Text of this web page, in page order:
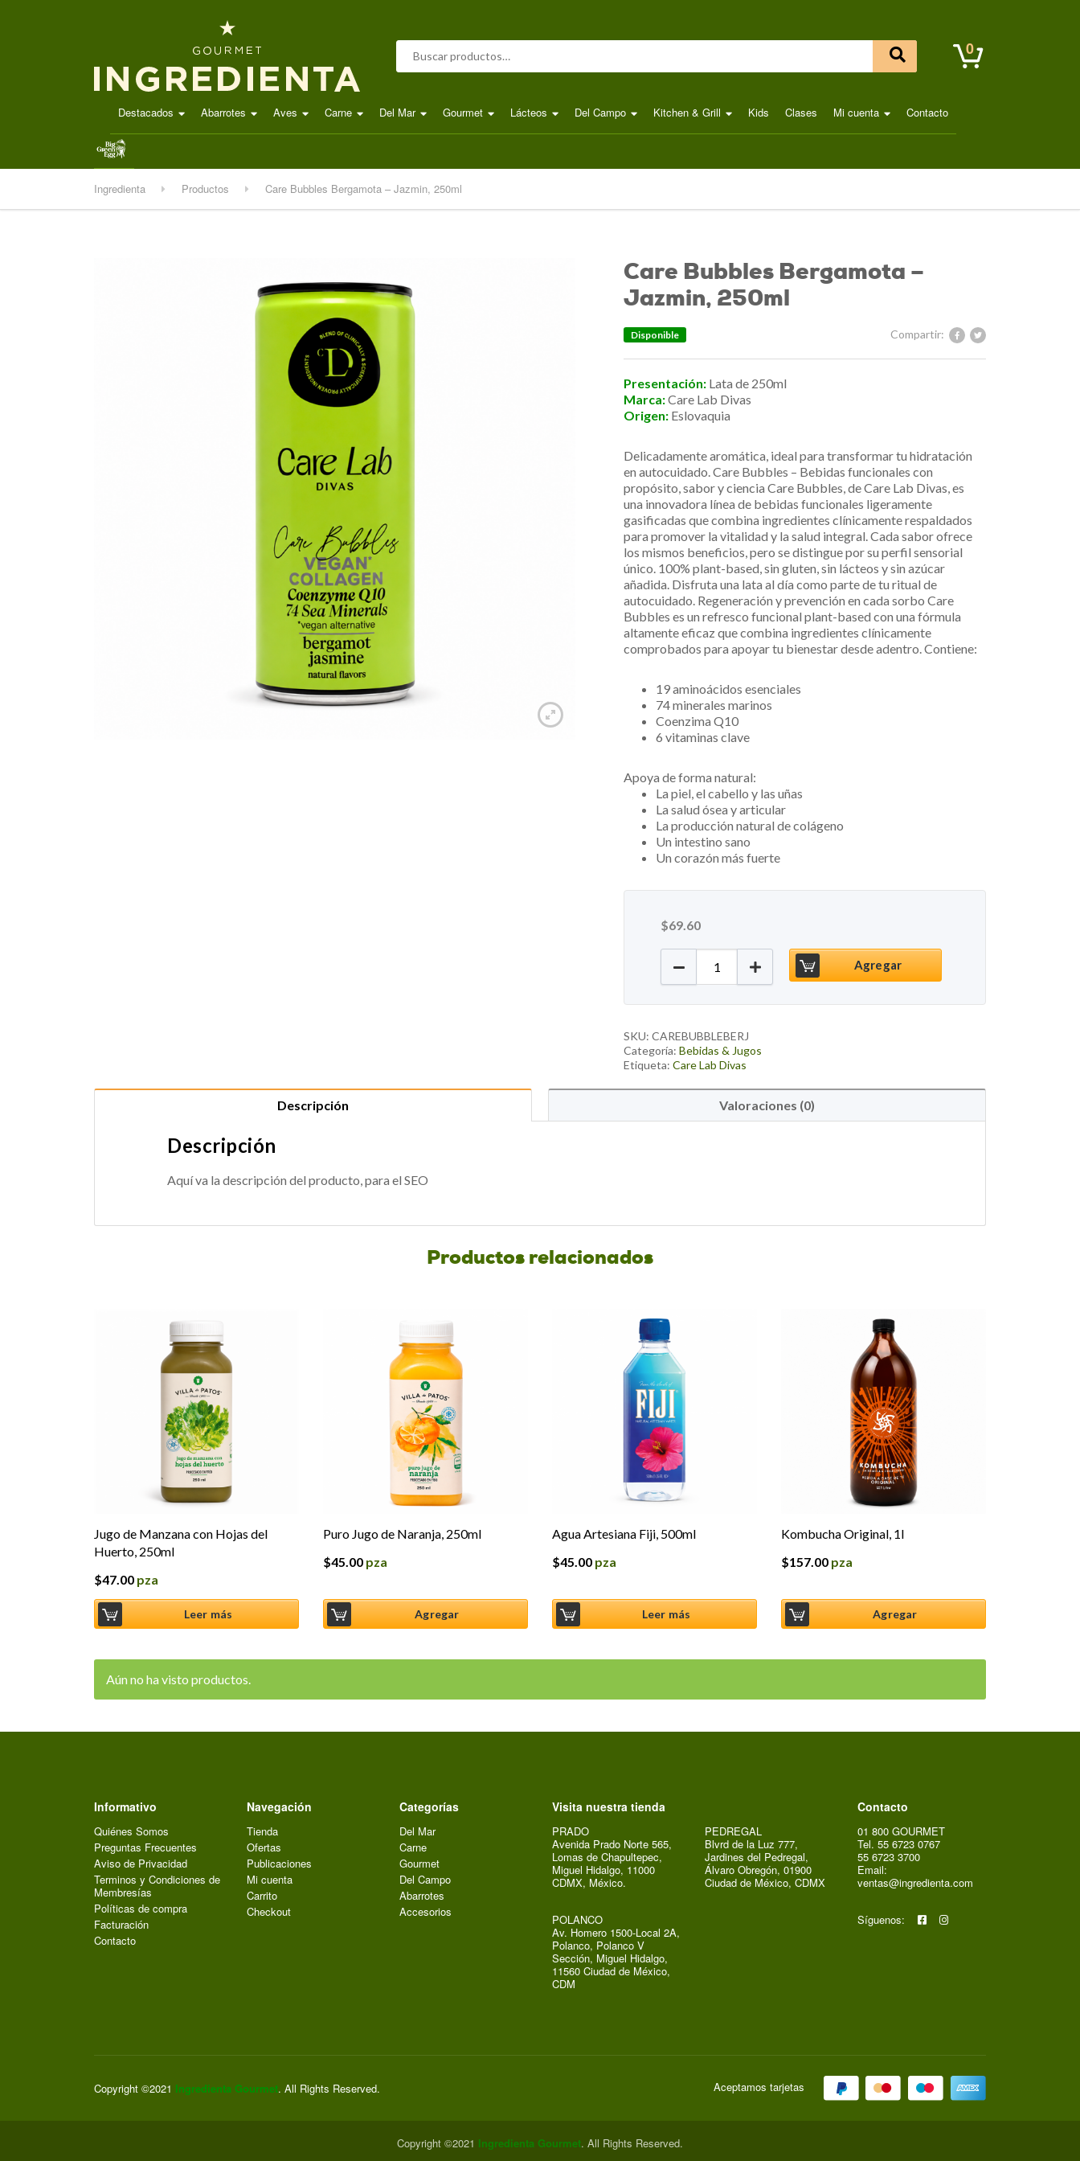
Buscar por: 0
Destacados Abarrotes Aves Carne Del Mar Gourmet Lácteos Del Campo Kitchen & Grill Kids Clases Mi cuenta Contacto
.
Ingredienta Productos Care Bubbles Bergamota – Jazmin, 250ml
Care Bubbles Bergamota –
Jazmin, 250ml
Compartir:
Disponible
Presentación: Lata de 250ml
Marca:Care Lab Divas
Origen: Eslovaquia
Delicadamente aromática, ideal para transformar tu hidratación
en autocuidado. Care Bubbles – Bebidas funcionales con
propósito, sabor y ciencia Care Bubbles, de Care Lab Divas, es
una innovadora línea de bebidas funcionales ligeramente
gasificadas que combina ingredientes clínicamente respaldados
para promover la vitalidad y la salud integral. Cada sabor ofrece
los mismos beneficios, pero se distingue por su perfil sensorial
único. 100% plant-based, sin gluten, sin lácteos y sin azúcar
añadida. Disfruta una lata al día como parte de tu ritual de
autocuidado. Regeneración y prevención en cada sorbo Care
Bubbles es un refresco funcional plant-based con una fórmula
altamente eficaz que combina ingredientes clínicamente
comprobados para apoyar tu bienestar desde adentro. Contiene:
19 aminoácidos esenciales
74 minerales marinos
Coenzima Q10
6 vitaminas clave
Apoya de forma natural:
La piel, el cabello y las uñas
La salud ósea y articular
La producción natural de colágeno
Un intestino sano
Un corazón más fuerte
$69.60
Care Bubbles Bergamota - Jazmin, 250ml cantidad
Agregar
SKU:CAREBUBBLEBERJ
Categoría:Bebidas & Jugos
Etiqueta:Care Lab Divas
Descripción Valoraciones (0)
Descripción
Aquí va la descripción del producto, para el SEO
Productos relacionados
Jugo de Manzana con Hojas del
Huerto, 250ml
$47.00 pza
Leer más
Puro Jugo de Naranja, 250ml
$45.00 pza
Agregar
Agua Artesiana Fiji, 500ml
$45.00 pza
Leer más
Kombucha Original, 1l
$157.00 pza
Agregar
Aún no ha visto productos.
Informativo
Quiénes Somos
Preguntas Frecuentes
Aviso de Privacidad
Terminos y Condiciones de
Membresías
Políticas de compra
Facturación
Contacto
Navegación
Tienda
Ofertas
Publicaciones
Mi cuenta
Carrito
Checkout
Categorías
Del Mar
Carne
Gourmet
Del Campo
Abarrotes
Accesorios
Visita nuestra tienda
PRADO
Avenida Prado Norte 565,
Lomas de Chapultepec,
Miguel Hidalgo, 11000
CDMX, México.
POLANCO
Av. Homero 1500-Local 2A,
Polanco, Polanco V
Sección, Miguel Hidalgo,
11560 Ciudad de México,
CDM
PEDREGAL
Blvrd de la Luz 777,
Jardines del Pedregal,
Álvaro Obregón, 01900
Ciudad de México, CDMX
Contacto
01 800 GOURMET
Tel. 55 6723 0767
55 6723 3700
Email:
ventas@ingredienta.com
Síguenos:
Copyright ©2021 Ingredienta Gourmet. All Rights Reserved. Aceptamos tarjetas
Copyright ©2021 Ingredienta Gourmet. All Rights Reserved.